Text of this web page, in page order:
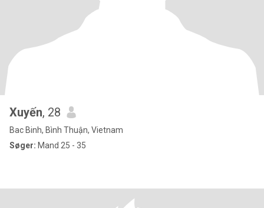
Xuyến, 28
Bac Binh, Bình Thuận, Vietnam
Søger: Mand 25 - 35